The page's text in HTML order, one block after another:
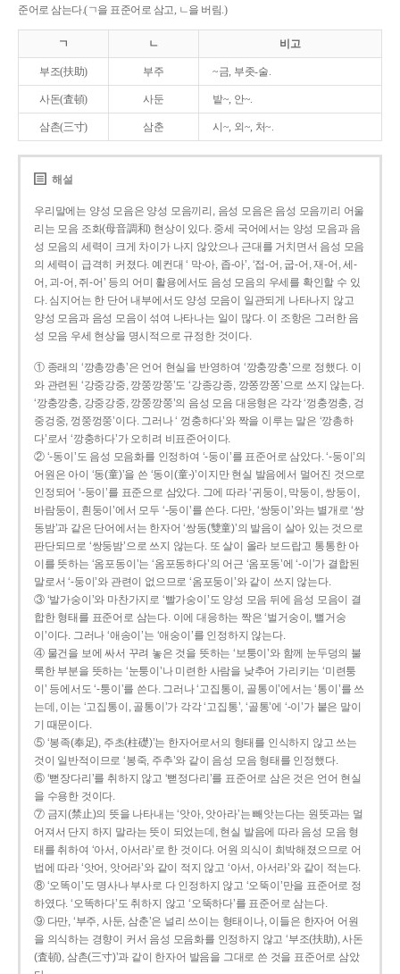
준어로 삼는다.(ㄱ을 표준어로 삼고, ㄴ을 버림.)
ㄱ ㄴ 비고
부조(扶助) 부주 ~금, 부좃-술.
사돈(査頓) 사둔 밭~, 안~.
삼촌(三寸) 삼춘 시~, 외~, 처~.
해설
우리말에는 양성 모음은 양성 모음끼리, 음성 모음은 음성 모음끼리 어울
리는 모음 조화(母音調和) 현상이 있다. 중세 국어에서는 양성 모음과 음
성 모음의 세력이 크게 차이가 나지 않았으나 근대를 거치면서 음성 모음
의 세력이 급격히 커졌다. 예컨대 ‘ 막-아, 좁-아’, ‘접-어, 굽-어, 재-어, 세-
어, 괴-어, 쥐-어’ 등의 어미 활용에서도 음성 모음의 우세를 확인할 수 있
다. 심지어는 한 단어 내부에서도 양성 모음이 일관되게 나타나지 않고
양성 모음과 음성 모음이 섞여 나타나는 일이 많다. 이 조항은 그러한 음
성 모음 우세 현상을 명시적으로 규정한 것이다.
① 종래의 ‘깡총깡총’은 언어 현실을 반영하여 ‘깡충깡충’으로 정했다. 이
와 관련된 ‘강중강중, 깡쭝깡쭝’도 ‘강종강종, 깡쫑깡쫑’으로 쓰지 않는다.
‘깡충깡충, 강중강중, 깡쭝깡쭝’의 음성 모음 대응형은 각각 ‘껑충껑충, 겅
중겅중, 껑쭝껑쭝’이다. 그러나 ‘ 껑충하다’와 짝을 이루는 말은 ‘깡총하
다’로서 ‘깡충하다’가 오히려 비표준어이다.
② ‘-동이’도 음성 모음화를 인정하여 ‘-둥이’를 표준어로 삼았다. ‘-둥이’의
어원은 아이 ‘동(童)’을 쓴 ‘동이(童-)’이지만 현실 발음에서 멀어진 것으로
인정되어 ‘-둥이’를 표준으로 삼았다. 그에 따라 ‘귀둥이, 막둥이, 쌍둥이,
바람둥이, 흰둥이’에서 모두 ‘-둥이’를 쓴다. 다만, ‘쌍둥이’와는 별개로 ‘쌍
동밤’과 같은 단어에서는 한자어 ‘쌍동(雙童)’의 발음이 살아 있는 것으로
판단되므로 ‘쌍둥밤’으로 쓰지 않는다. 또 살이 올라 보드랍고 통통한 아
이를 뜻하는 ‘옴포동이’는 ‘옴포동하다’의 어근 ‘옴포동’에 ‘-이’가 결합된
말로서 ‘-둥이’와 관련이 없으므로 ‘옴포둥이’와 같이 쓰지 않는다.
③ ‘발가숭이’와 마찬가지로 ‘빨가숭이’도 양성 모음 뒤에 음성 모음이 결
합한 형태를 표준어로 삼는다. 이에 대응하는 짝은 ‘벌거숭이, 뻘거숭
이’이다. 그러나 ‘애송이’는 ‘애숭이’를 인정하지 않는다.
④ 물건을 보에 싸서 꾸려 놓은 것을 뜻하는 ‘보퉁이’와 함께 눈두덩의 불
룩한 부분을 뜻하는 ‘눈퉁이’나 미련한 사람을 낮추어 가리키는 ‘미련퉁
이’ 등에서도 ‘-퉁이’를 쓴다. 그러나 ‘고집통이, 골통이’에서는 ‘통이’를 쓰
는데, 이는 ‘고집통이, 골통이’가 각각 ‘고집통’, ‘골통’에 ‘-이’가 붙은 말이
기 때문이다.
⑤ ‘봉족(奉足), 주초(柱礎)’는 한자어로서의 형태를 인식하지 않고 쓰는
것이 일반적이므로 ‘봉죽, 주추’와 같이 음성 모음 형태를 인정했다.
⑥ ‘뻗장다리’를 취하지 않고 ‘뻗정다리’를 표준어로 삼은 것은 언어 현실
을 수용한 것이다.
⑦ 금지(禁止)의 뜻을 나타내는 ‘앗아, 앗아라’는 빼앗는다는 원뜻과는 멀
어져서 단지 하지 말라는 뜻이 되었는데, 현실 발음에 따라 음성 모음 형
태를 취하여 ‘아서, 아서라’로 한 것이다. 어원 의식이 희박해졌으므로 어
법에 따라 ‘앗어, 앗어라’와 같이 적지 않고 ‘아서, 아서라’와 같이 적는다.
⑧ ‘오똑이’도 명사나 부사로 다 인정하지 않고 ‘오뚝이’만을 표준어로 정
하였다. ‘오똑하다’도 취하지 않고 ‘오뚝하다’를 표준어로 삼는다.
⑨ 다만, ‘부주, 사둔, 삼춘’은 널리 쓰이는 형태이나, 이들은 한자어 어원
을 의식하는 경향이 커서 음성 모음화를 인정하지 않고 ‘부조(扶助), 사돈
(査頓), 삼촌(三寸)’과 같이 한자어 발음을 그대로 쓴 것을 표준어로 삼았